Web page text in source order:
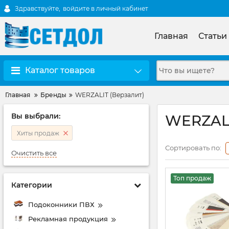
Здравствуйте, войдите в личный кабинет
Главная Статьи
Каталог товаров
Главная Бренды WERZALIT (Верзалит)
Вы выбрали:
Хиты продаж
Очистить все
Категории
Подоконники ПВХ
Рекламная продукция
Сортировать по:
Топ продаж